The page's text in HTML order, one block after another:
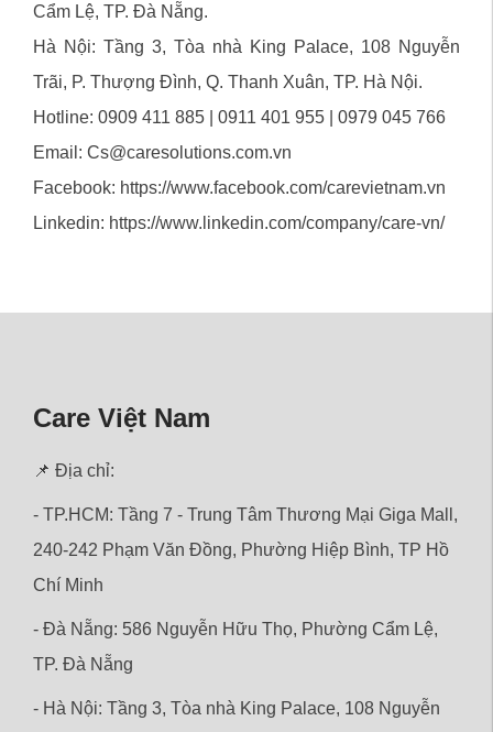
Cẩm Lệ, TP. Đà Nẵng.
Hà Nội: Tầng 3, Tòa nhà King Palace, 108 Nguyễn
Trãi, P. Thượng Đình, Q. Thanh Xuân, TP. Hà Nội.
Hotline: 0909 411 885 | 0911 401 955 | 0979 045 766
Email: Cs@caresolutions.com.vn
Facebook: https://www.facebook.com/carevietnam.vn
Linkedin: https://www.linkedin.com/company/care-vn/
Care Việt Nam
📌 Địa chỉ:
- TP.HCM: Tầng 7 - Trung Tâm Thương Mại Giga Mall,
240-242 Phạm Văn Đồng, Phường Hiệp Bình, TP Hồ
Chí Minh
- Đà Nẵng: 586 Nguyễn Hữu Thọ, Phường Cẩm Lệ,
TP. Đà Nẵng
- Hà Nội: Tầng 3, Tòa nhà King Palace, 108 Nguyễn